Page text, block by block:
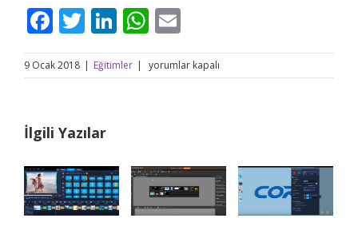
Facebook
Twitter
LinkedIn
WhatsApp
9 Ocak 2018 | Eğitimler |
PaintShop
Pro’da
2.
Bölüm
(Smart
yorumlar kapalı
İlgili Yazılar